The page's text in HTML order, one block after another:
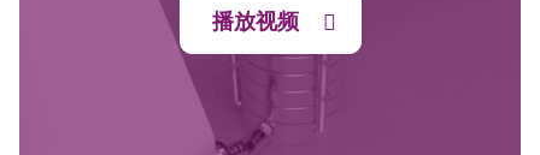
播放视频